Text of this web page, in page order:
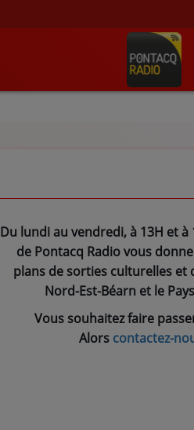
Du lundi au vendredi, à 13H et à
de Pontacq Radio vous
plans de sorties culturelles et
Nord-Est-Béarn et le
Vous souhaitez faire
Alors contactez-